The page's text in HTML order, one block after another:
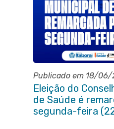
Publicado em 18/06/
Eleição do
de Saúde é
segunda-feira